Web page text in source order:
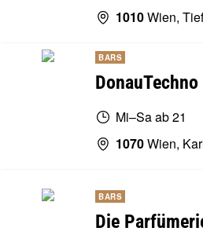
1010Wien,
BARS
DonauTechno
Mi–Sa ab 21
1070Wien,
BARS
Die